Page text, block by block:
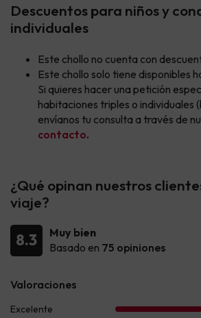
Descuentos para niños y
individuales
Este chollo no cuenta con
Este chollo solo tiene disponibles
Si quieres hacer una petición
habitaciones triples o individuales
envíanos tu consulta a través de
contacto.
¿Qué opinan nuestros
viaje?
8.3
Muy bien
Basado en 75 opiniones